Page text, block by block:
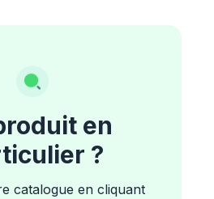
en
?
catalogue en cliquant